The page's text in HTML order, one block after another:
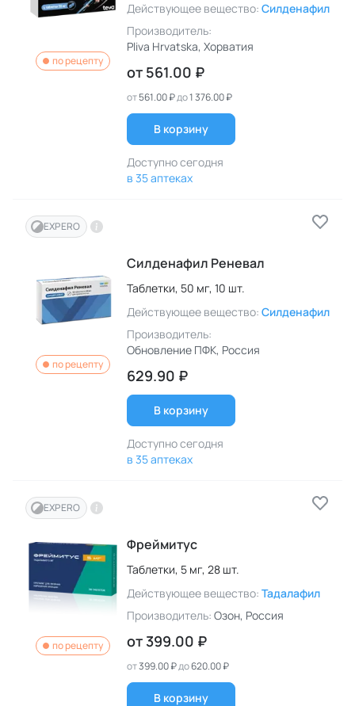
по рецепту
Действующее вещество: Силденафил
Производитель:
Pliva Hrvatska, Хорватия
от 561.00 ₽
от561.00 ₽до1 376.00 ₽
В корзину
Доступно сегодня
в 35 аптеках
EXPERO
по рецепту
Силденафил Реневал
Таблетки, 50 мг, 10 шт.
Действующее вещество: Силденафил
Производитель:
Обновление ПФК, Россия
629.90 ₽
В корзину
Доступно сегодня
в 35 аптеках
EXPERO
по рецепту
Фреймитус
Таблетки, 5 мг, 28 шт.
Действующее вещество: Тадалафил
Производитель: Озон, Россия
от 399.00 ₽
от399.00 ₽до620.00 ₽
В корзину